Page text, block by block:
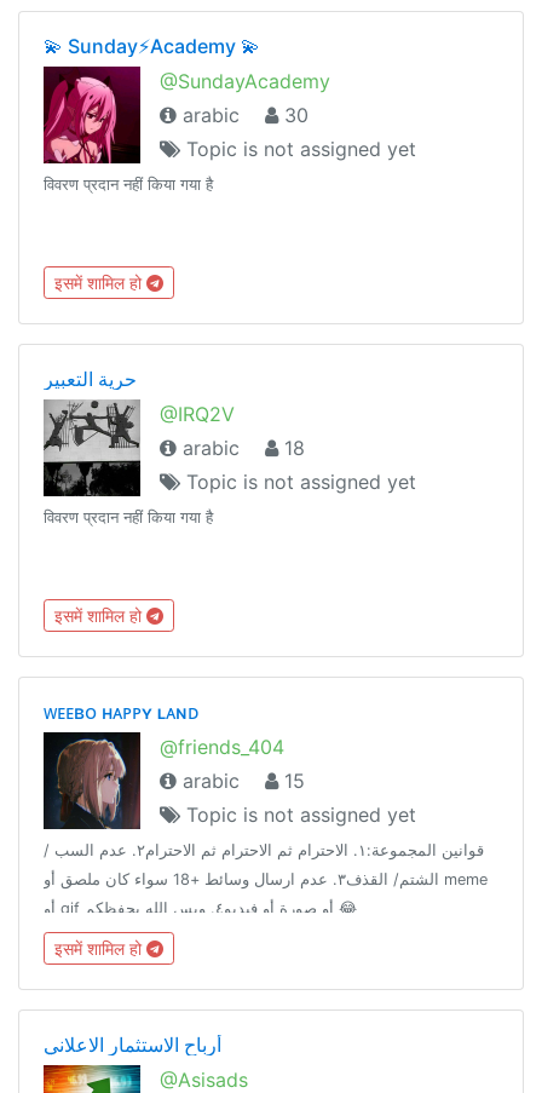
💫 Sunday⚡️Academy 💫
@SundayAcademy
arabic
30
Topic is not assigned yet
विवरण प्रदान नहीं किया गया है
इसमें शामिल हो
حرية التعبير
@IRQ2V
arabic
18
Topic is not assigned yet
विवरण प्रदान नहीं किया गया है
इसमें शामिल हो
ᴡᴇᴇʙᴏ ʜᴀᴘᴘʏ ʟᴀɴᴅ
@friends_404
arabic
15
Topic is not assigned yet
قوانين المجموعة:١. الاحترام ثم الاحترام ثم الاحترام٢. عدم السب /
الشتم/ القذف٣. عدم ارسال وسائط +18 سواء كان ملصق أو meme
أو gif أو صورة أو فيديو٤. وبس الله يحفظكم 😂
इसमें शामिल हो
أرباح الاستثمار الاعلاني
@Asisads